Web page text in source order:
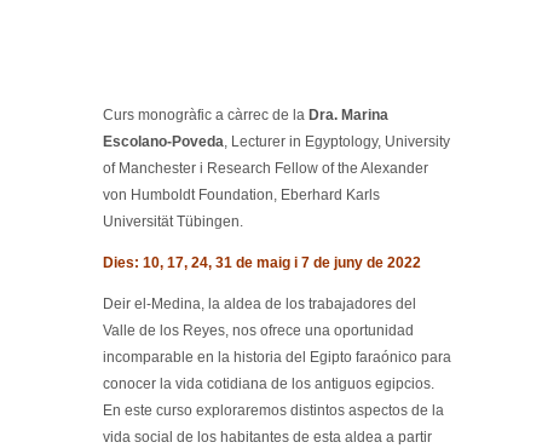
Curs monogràfic a càrrec de la Dra. Marina
Escolano-Poveda, Lecturer in Egyptology, University
of Manchester i Research Fellow of the Alexander
von Humboldt Foundation, Eberhard Karls
Universität Tübingen.
Dies: 10, 17, 24, 31 de maig i 7 de juny de 2022
Deir el-Medina, la aldea de los trabajadores del
Valle de los Reyes, nos ofrece una oportunidad
incomparable en la historia del Egipto faraónico para
conocer la vida cotidiana de los antiguos egipcios.
En este curso exploraremos distintos aspectos de la
vida social de los habitantes de esta aldea a partir